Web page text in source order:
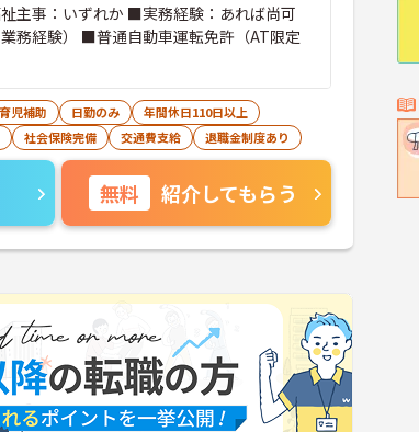
主事：いずれか ■実務経験：あれば尚可
業務経験） ■普通自動車運転免許（AT限定
児補助 日勤のみ
年間休日110日以上
社会保険完備 交通費支給 退職金制度あり
無料 紹介してもらう